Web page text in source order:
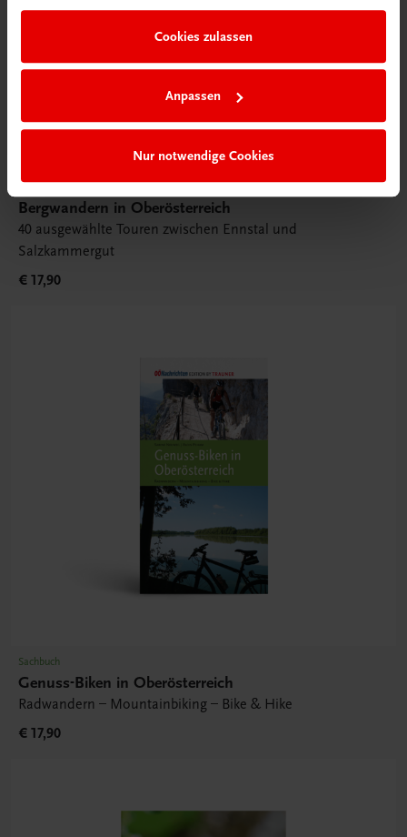
Cookies zulassen
Anpassen
Nur notwendige Cookies
Sachbuch
Bergwandern in Oberösterreich
40 ausgewählte Touren zwischen Ennstal und
Salzkammergut
€ 17,90
Sachbuch
Genuss-Biken in Oberösterreich
Radwandern – Mountainbiking – Bike & Hike
€ 17,90